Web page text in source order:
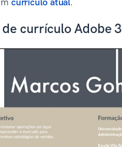
currículo atual.
currículo Adobe 3